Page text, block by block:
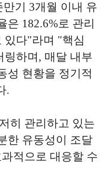
기 3개월 이내 유
은 182.6%로 관리
있다"라며 "핵심
링하며, 매달 내부
성 현황을 정기적
.
히 관리하고 있는
한 유동성이 조달
적으로 대응할 수